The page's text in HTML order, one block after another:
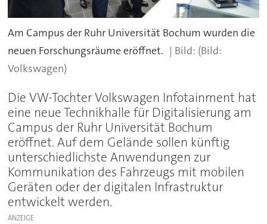
Am Campus der Ruhr Universität Bochum wurden die
neuen Forschungsräume eröffnet.
(Bild:
Volkswagen)
Die VW-Tochter Volkswagen Infotainment hat
eine neue Technikhalle für Digitalisierung am
Campus der Ruhr Universität Bochum
eröffnet. Auf dem Gelände sollen künftig
unterschiedlichste Anwendungen zur
Kommunikation des Fahrzeugs mit mobilen
Geräten oder der digitalen Infrastruktur
entwickelt werden.
ANZEIGE